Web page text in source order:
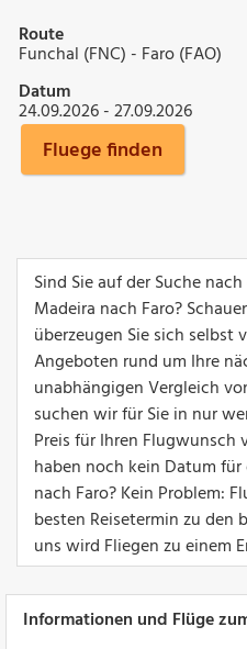
Route
Funchal (FNC) - Faro (FAO)
Datum
24.09.2026 - 27.09.2026
Fluege finden
Sind Sie auf der Suche
Madeira nach Faro?
überzeugen Sie sich selbst
Angeboten rund um Ihre
unabhängigen Vergleich
suchen wir für Sie in nur
Preis für Ihren Flugwunsch
haben noch kein Datum
nach Faro? Kein Problem:
besten Reisetermin zu
uns wird Fliegen zu einem
Informationen und Flüge